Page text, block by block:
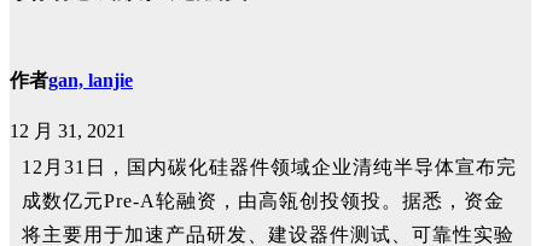
作者gan, lanjie
12 月 31, 2021
12 月 31 日，国内碳化硅器件领域企业清纯半导体宣布完
成数亿元Pre-A轮融资，由高瓴创投领投。据悉，资金
将主要用于加速产品研发、建设器件测试、可靠性实验